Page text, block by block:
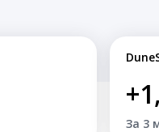
За 3